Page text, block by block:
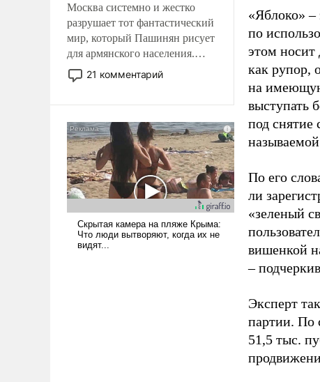
Москва системно и жестко
разрушает тот фантастический
мир, который Пашинян рисует
для армянского населения.
Мир, где политические
прожекты будут безусловно
налогоплательщиков и где
Еревану за свои поступки не
нужно отвечать.
21 комментарий
«Яблоко»
по
этом носит
как рупор,
на
выступать
под снятие
По его
ли
«зеленый
вишенкой
–
Эксперт
партии. По
51,5 тыс.